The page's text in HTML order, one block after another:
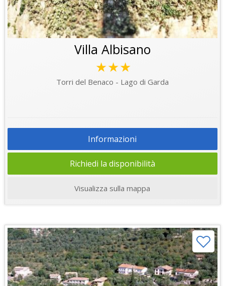
Villa Albisano
★★★
Torri del Benaco - Lago di Garda
Informazioni
Richiedi la disponibilità
Visualizza sulla mappa